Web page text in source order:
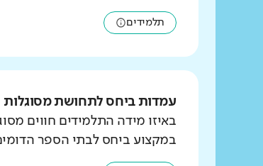
תלמידים
עמדות ביחס לתחושת מסוגלות
באיזו מידה התלמידים חווים
במקצוע ביחס לבתי הספר